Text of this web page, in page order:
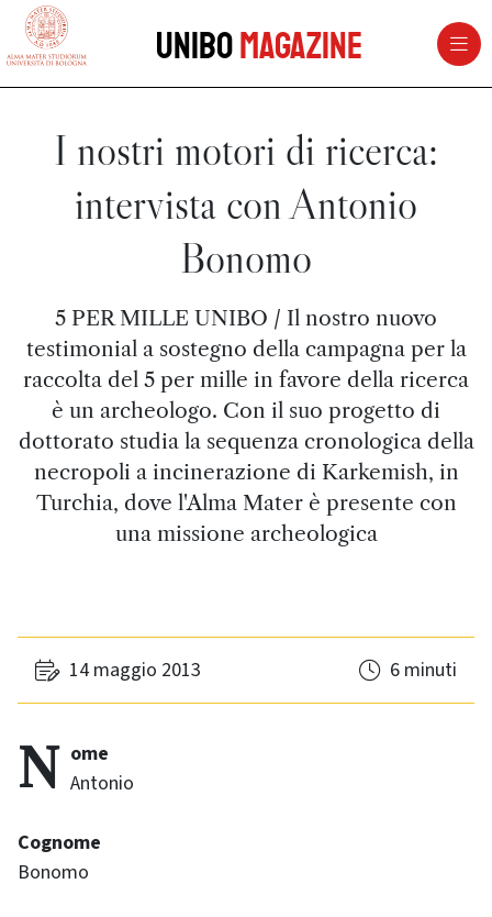
vai al contenuto della pagina
UniboMagazine
I nostri motori di ricerca:
intervista con Antonio
Bonomo
5 PER MILLE UNIBO / Il nostro nuovo
testimonial a sostegno della campagna per la
raccolta del 5 per mille in favore della ricerca
è un archeologo. Con il suo progetto di
dottorato studia la sequenza cronologica della
necropoli a incinerazione di Karkemish, in
Turchia, dove l'Alma Mater è presente con
una missione archeologica
14 maggio 2013 6 minuti
Nome
Antonio
Cognome
Bonomo